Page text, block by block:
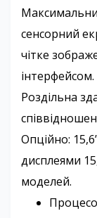
сенсорний
чітке
інтерфейсом.
Роздільна
Опційно:
дисплеями
моделей.